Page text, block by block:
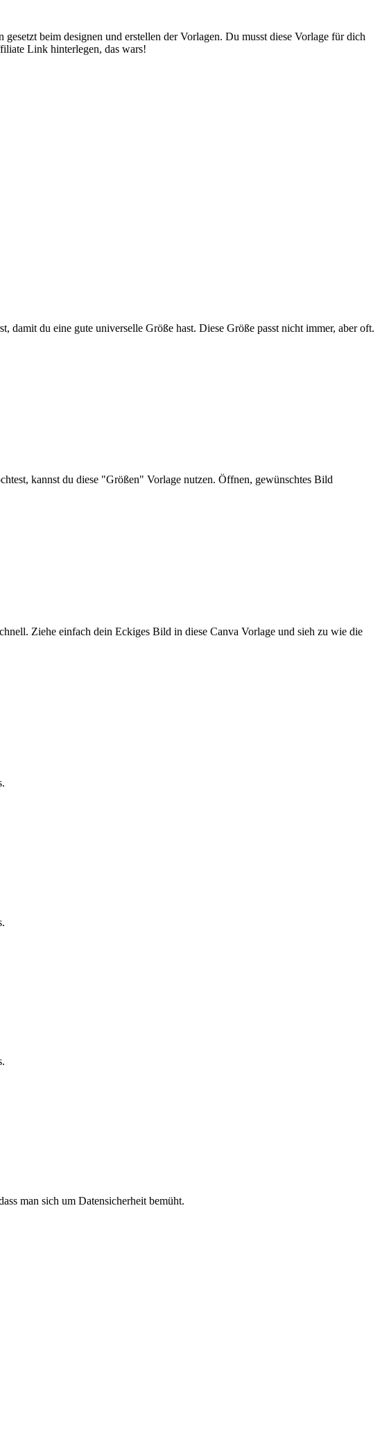
beim designen und erstellen der Vorlagen. Du musst diese Vorlage für dich
Link hinterlegen, das wars!
damit du eine gute universelle Größe hast. Diese Größe passt nicht immer, aber oft.
kannst du diese "Größen" Vorlage nutzen. Öffnen, gewünschtes Bild
Ziehe einfach dein Eckiges Bild in diese Canva Vorlage und sieh zu wie die
man sich um Datensicherheit bemüht.